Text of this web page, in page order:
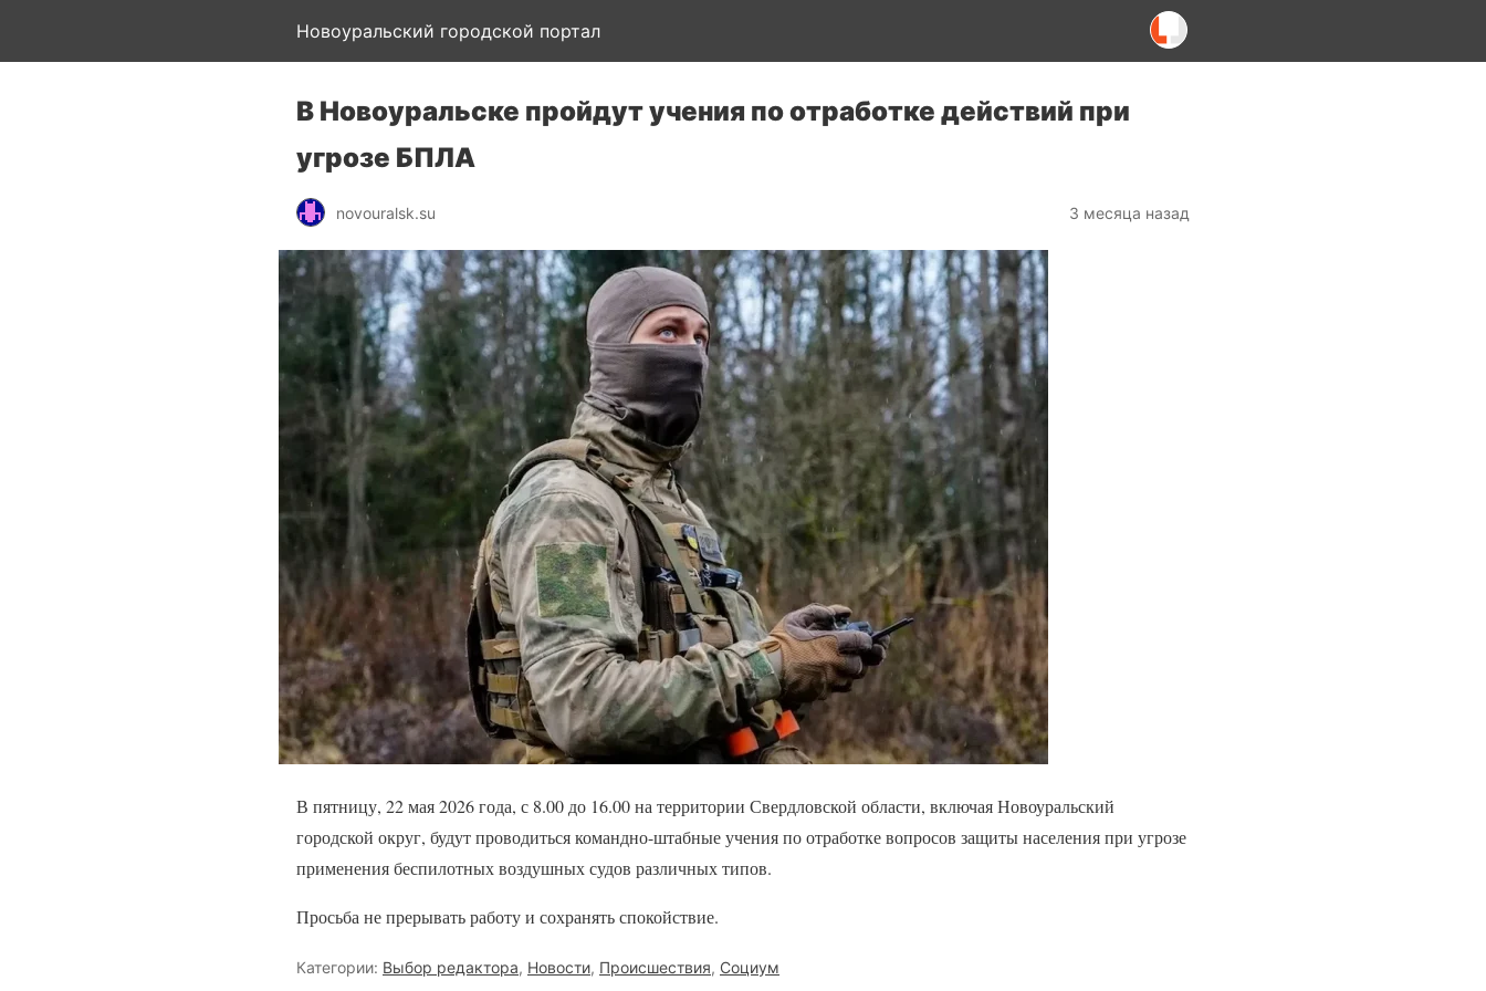
Новоуральский городской портал
В Новоуральске пройдут учения по отработке действий при
угрозе БПЛА
novouralsk.su 3 месяца назад
В пятницу, 22 мая 2026 года, с 8.00 до 16.00 на территории Свердловской области, включая Новоуральский
городской округ, будут проводиться командно-штабные учения по отработке вопросов защиты населения при угрозе
применения беспилотных воздушных судов различных типов.
Просьба не прерывать работу и сохранять спокойствие.
Категории: Выбор редактора, Новости, Происшествия, Социум